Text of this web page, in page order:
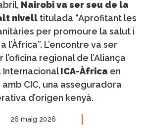
Nairobi va ser seu de la
nivelltitulada “Aprofitant les
per promoure la salut i
l’Àfrica”. L’encontre va ser
regional de l’Aliança
ICA-Àfrica en
amb CIC, una asseguradora
d’origen kenyà.
26 maig 2026